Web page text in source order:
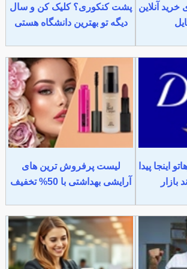
آنلاین
پشت کنکوری؟ کلیک کن و سال
دیگه تو بهترین دانشگاه هستی
اینجا پیدا
بازار
لیست پرفروش ترین های
آرایشی بهداشتی با 50% تخفیف